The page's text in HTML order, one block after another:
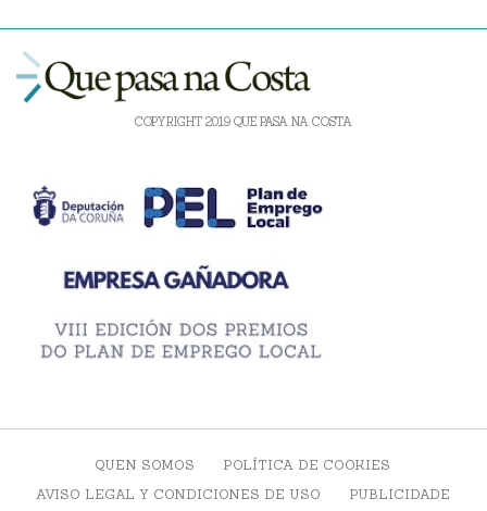
COPYRIGHT 2019 QUE PASA NA COSTA
QUEN SOMOS
POLÍTICA DE COOKIES
AVISO LEGAL Y CONDICIONES DE USO
PUBLICIDADE